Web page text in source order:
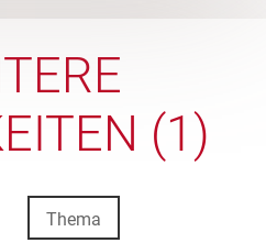
(1)
Thema